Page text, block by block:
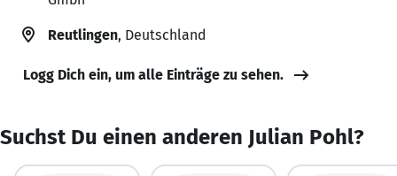
Reutlingen, Deutschland
Logg Dich ein, um alle Einträge zu sehen.
Suchst Du einen anderen Julian Pohl?